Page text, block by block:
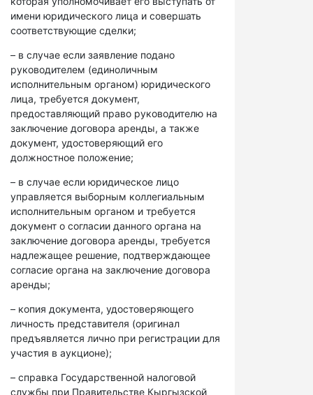
имени юридического лица и совершать
соответствующие сделки;
– в случае если заявление подано
руководителем (единоличным
исполнительным органом) юридического
лица, требуется документ,
предоставляющий право руководителю на
заключение договора аренды, а также
документ, удостоверяющий его
должностное положение;
– в случае если юридическое лицо
управляется выборным коллегиальным
исполнительным органом и требуется
документ о согласии данного органа на
заключение договора аренды, требуется
надлежащее решение, подтверждающее
согласие органа на заключение договора
аренды;
– копия документа, удостоверяющего
личность представителя (оригинал
предъявляется лично при регистрации для
участия в аукционе);
– справка Государственной налоговой
службы при Правительстве Кыргызской